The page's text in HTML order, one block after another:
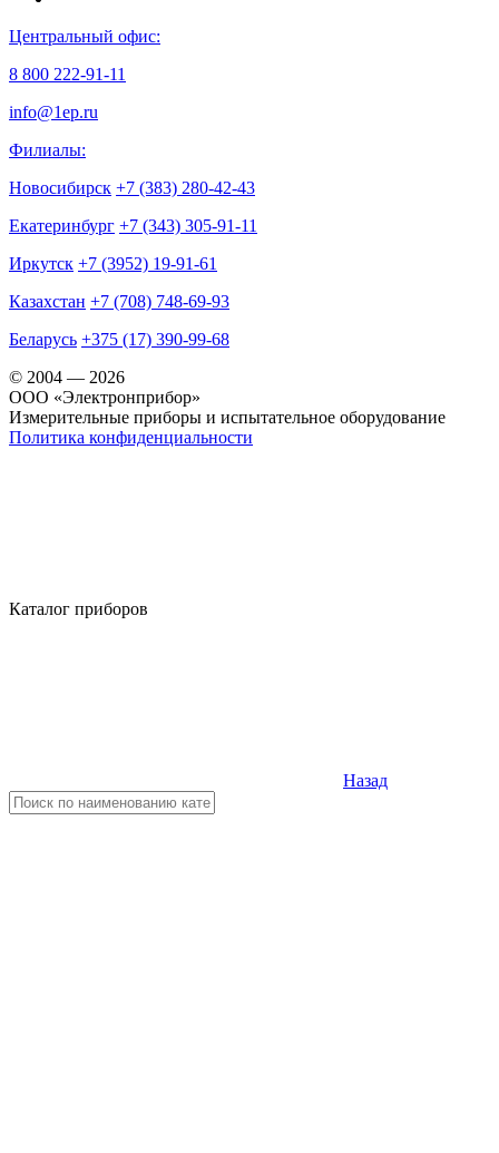
Центральный офис:
8 800 222-91-11
info@1ep.ru
Филиалы:
Новосибирск +7 (383) 280-42-43
Екатеринбург +7 (343) 305-91-11
Иркутск +7 (3952) 19-91-61
Казахстан +7 (708) 748-69-93
Беларусь +375 (17) 390-99-68
© 2004 — 2026
OOO «Электронприбор»
Измерительные приборы и испытательное оборудование
Политика конфиденциальности
Каталог приборов
Назад